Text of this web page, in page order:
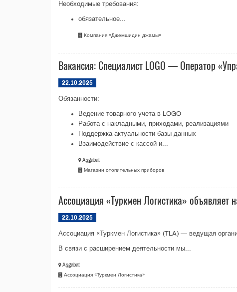
Необходимые требования:
обязательное...
Компания «Джемшидин джамы»
Вакансия: Специалист LOGO — Оператор
22.10.2025
Обязанности:
Ведение товарного учета в LOGO
Работа с накладными, приходами, реализациями
Поддержка актуальности базы данных
Взаимодействие с кассой и...
Aşgabat
Магазин отопительных приборов
Ассоциация «Туркмен Логистика»
22.10.2025
Ассоциация «Туркмен Логистика» (TLA) — ведущая
В связи с расширением деятельности мы...
Aşgabat
Ассоциация «Туркмен Логистика»